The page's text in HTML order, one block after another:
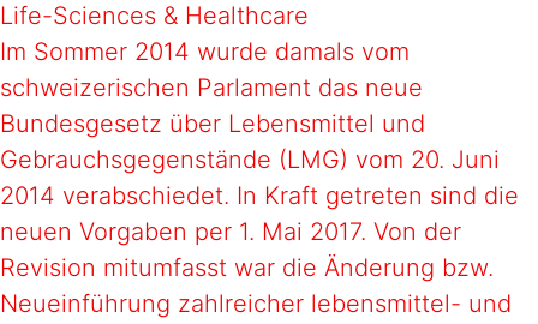
Life-Sciences & Healthcare
Im Sommer 2014 wurde damals vom
schweizerischen Parlament das neue
Bundesgesetz über Lebensmittel und
Gebrauchsgegenstände (LMG) vom 20. Juni
2014 verabschiedet. In Kraft getreten sind die
neuen Vorgaben per 1. Mai 2017. Von der
Revision mitumfasst war die Änderung bzw.
Neueinführung zahlreicher lebensmittel- und